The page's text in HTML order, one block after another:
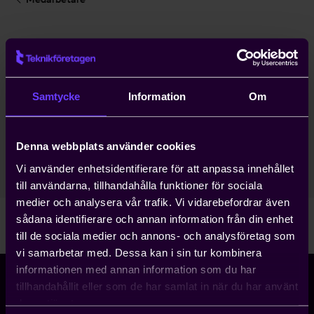
Samtycke Information Om
Denna webbplats använder cookies
Vi använder enhetsidentifierare för att anpassa innehållet
till användarna, tillhandahålla funktioner för sociala
medier och analysera vår trafik. Vi vidarebefordrar även
sådana identifierare och annan information från din enhet
till de sociala medier och annons- och analysföretag som
vi samarbetar med. Dessa kan i sin tur kombinera
informationen med annan information som du har
tillhandahållit eller som de har samlat in när du har använt
Anna Holwaster
Rådgivare
Regional Medlemsservice
031-62 94 48
anna.holwaster@teknikforetagen.se